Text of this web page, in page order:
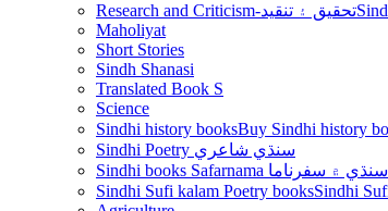
Research and Criticism-تحقيق ۽ تنقيد
Maholiyat
Short Stories
Sindh Shanasi
Translated Book S
Science
Sindhi history books
Sindhi Poetry سنڌي شاعري
سنڌي ۾ سفرناما
Sindhi Sufi kalam Poetry books